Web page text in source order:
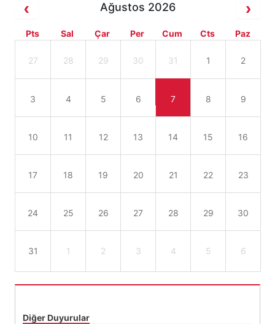
Ağustos 2026
Pts Sal Çar Per Cum Cts Paz
27 28 29 30 31 1 2
3 4 5 6 7 8 9
10 11 12 13 14 15 16
17 18 19 20 21 22 23
24 25 26 27 28 29 30
31 1 2 3 4 5 6
Diğer Duyurular